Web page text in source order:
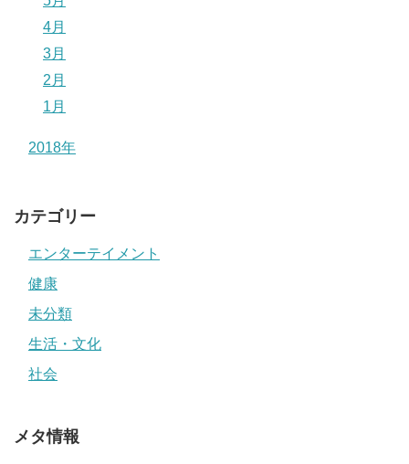
4月
3月
2月
1月
2018年
カテゴリー
エンターテイメント
健康
未分類
生活・文化
社会
メタ情報